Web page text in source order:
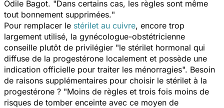
Odile Bagot. "Dans certains cas, les règles sont même
tout bonnement supprimées."
Pour remplacer le stérilet au cuivre, encore trop
largement utilisé, la gynécologue-obstétricienne
conseille plutôt de privilégier "le stérilet hormonal qui
diffuse de la progestérone localement et possède une
indication officielle pour traiter les ménorragies". Besoin
de raisons supplémentaires pour choisir le stérilet à la
progestérone ? "Moins de règles et trois fois moins de
risques de tomber enceinte avec ce moyen de